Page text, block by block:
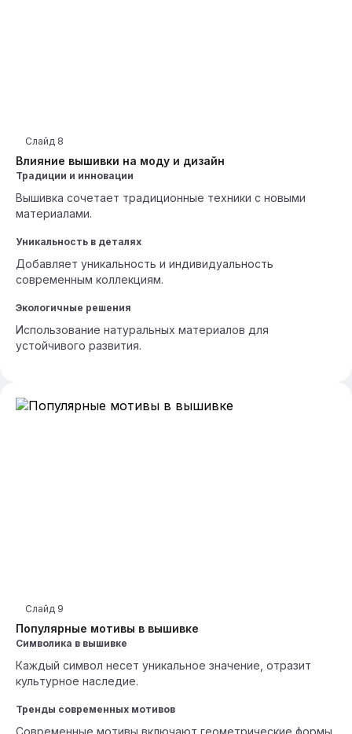
Влияние вышивки на моду и дизайн
Слайд 8
Традиции и инновации
Вышивка сочетает традиционные техники с новыми
материалами.
Уникальность в деталях
Добавляет уникальность и индивидуальность
современным коллекциям.
Экологичные решения
Использование натуральных материалов для
устойчивого развития.
Популярные мотивы в вышивке
Слайд 9
Символика в вышивке
Каждый символ несет уникальное значение, отразит
культурное наследие.
Тренды современных мотивов
Современные мотивы включают геометрические формы